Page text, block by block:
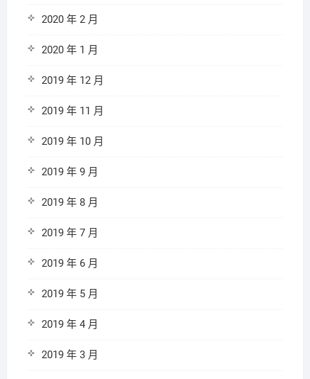
2020 年 2 月
2020 年 1 月
2019 年 12 月
2019 年 11 月
2019 年 10 月
2019 年 9 月
2019 年 8 月
2019 年 7 月
2019 年 6 月
2019 年 5 月
2019 年 4 月
2019 年 3 月